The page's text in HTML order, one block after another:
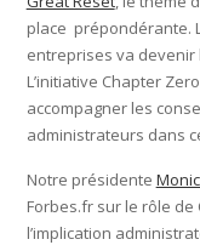
place prépondérante.
entreprises va devenir
L’initiative Chapter
accompagner les
administrateurs dans
Notre présidente
Forbes.fr sur le rôle
l’implication